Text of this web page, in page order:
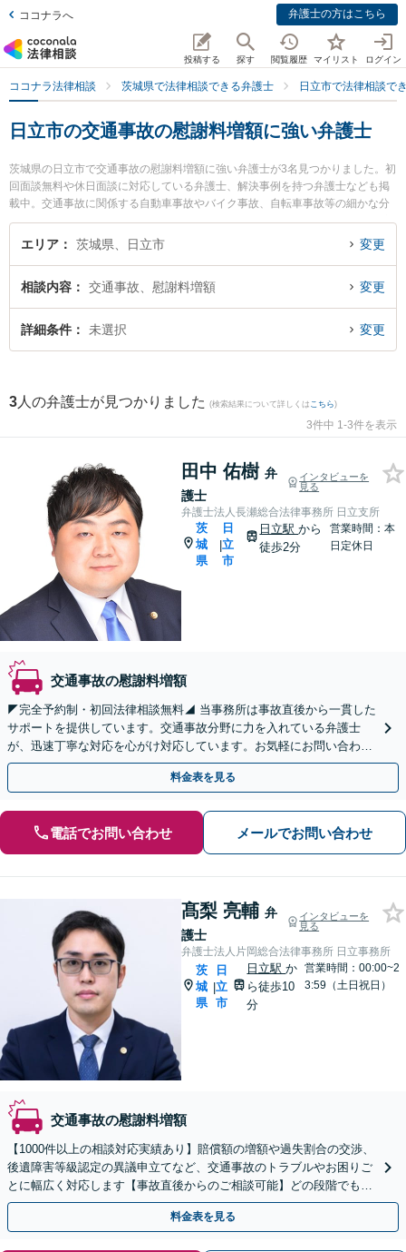
ココナラへ 弁護士の方はこちら
投稿する 探す 閲覧履歴 マイリスト ログイン
ココナラ法律相談 茨城県で法律相談できる弁護士 日立市で法律相談で
日立市の交通事故の慰謝料増額に強い弁護士
茨城県の日立市で交通事故の慰謝料増額に強い弁護士が3名見つかりました。初
回面談無料や休日面談に対応している弁護士、解決事例を持つ弁護士なども掲
載中。交通事故に関係する自動車事故やバイク事故、自転車事故等の細かな分
野での絞り込み検索もでき便利です。特に弁護士法人長瀬総合法律事務所 日立
支所の田中 佑樹弁護士や弁護士法人片岡総合法律事務所 日立事務所の髙梨 亮
に発生した交通事故の慰謝料増額のトラブルを今すぐに弁護士に相談したい』
『交通事故の慰謝料増額のトラブル解決の実績豊富な近くの弁護士を検索した
い』『初回相談無料で交通事故の慰謝料増額を法律相談できる日立市内の弁護
エリア 茨城県、日立市 変更
相談内容 交通事故、慰謝料増額 変更
詳細条件 未選択 変更
3 人の弁護士が見つかりました (検索結果について詳しくは こちら)
3件中 1-3件を表示
田中 佑樹 弁
護士
インタビューを
見る
弁護士法人長瀬総合法律事務所 日立支所
茨
城
県
|
日
立
市
日立駅から
徒歩2分
営業時間：本
日定休日
交通事故の慰謝料増額
◤完全予約制・初回法律相談無料◢ 当事務所は事故直後から一貫した
サポートを提供しています。交通事故分野に力を入れている弁護士
が、迅速丁寧な対応を心がけ対応しています。お気軽にお問い合わせ
ください。【🔴物損事故🔴人身事故】
料金表を見る
電話でお問い合わせ メールでお問い合わせ
髙梨 亮輔 弁
護士
インタビューを
見る
弁護士法人片岡総合法律事務所 日立事務所
茨
城
県
|
日
立
市
日立駅か
ら徒歩10
分
営業時間：00:00~2
3:59（土日祝日）
交通事故の慰謝料増額
【1000件以上の相談対応実績あり】賠償額の増額や過失割合の交渉、
後遺障害等級認定の異議申立てなど、交通事故のトラブルやお困りご
とに幅広く対応します【事故直後からのご相談可能】どの段階でもご
相談を承ります【初回相談無料】【土日祝対応可】
料金表を見る